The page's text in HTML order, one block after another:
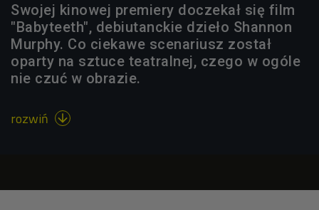
Swojej kinowej premiery doczekał się film
"Babyteeth", debiutanckie dzieło Shannon
Murphy. Co ciekawe scenariusz został
oparty na sztuce teatralnej, czego w ogóle
nie czuć w obrazie.
rozwiń 